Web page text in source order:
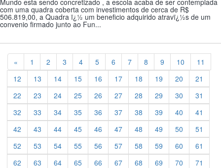
Mundo esta sendo concretizado , a escola acaba de ser contemplada
com uma quadra coberta com investimentos de cerca de R$
506.819,00, a Quadra ï¿½ um beneficio adquirido atravï¿½s de um
convenio firmado junto ao Fun...
« Previous
1 2 3 4 5 6 7 8 9 10
11
12
13 14 15 16 17 18 19 20
21
22
23 24 25 26 27 28 29 30
31
32
33 34 35 36 37 38 39 40
41
42
43 44 45 46 47 48 49 50
51
52
53 54 55 56 57 58 59 60
61
62
63 64 65 66 67 68 69 70
71